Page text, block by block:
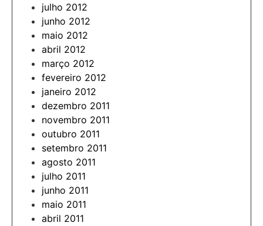
julho 2012
junho 2012
maio 2012
abril 2012
março 2012
fevereiro 2012
janeiro 2012
dezembro 2011
novembro 2011
outubro 2011
setembro 2011
agosto 2011
julho 2011
junho 2011
maio 2011
abril 2011